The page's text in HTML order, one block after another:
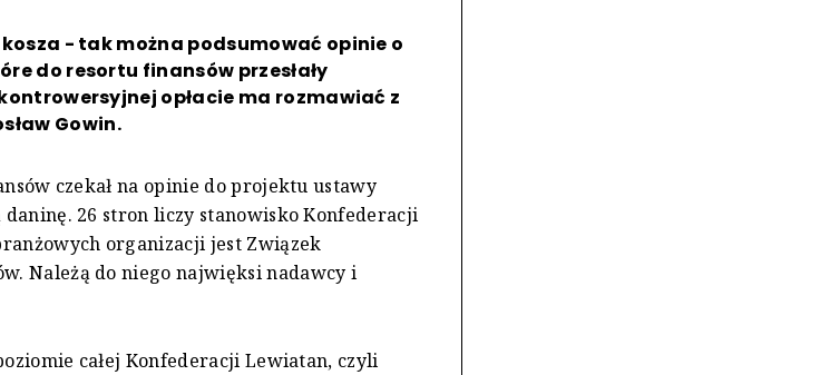
- tak można podsumować opinie o
do resortu finansów przesłały
opłacie ma rozmawiać z
Gowin.
czekał na opinie do projektu ustawy
26 stron liczy stanowisko Konfederacji
organizacji jest Związek
Należą do niego najwięksi nadawcy i
całej Konfederacji Lewiatan, czyli